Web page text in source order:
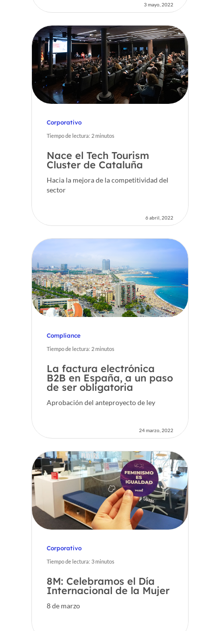
3 mayo, 2022
Corporativo
Tiempo de lectura: 2minutos
Nace el Tech Tourism
Cluster de Cataluña
Hacia la mejora de la competitividad del
sector
6 abril, 2022
Compliance
Tiempo de lectura: 2minutos
La factura electrónica
B2B en España, a un paso
de ser obligatoria
Aprobación del anteproyecto de ley
24 marzo, 2022
Corporativo
Tiempo de lectura: 3minutos
8M: Celebramos el Día
Internacional de la Mujer
8 de marzo